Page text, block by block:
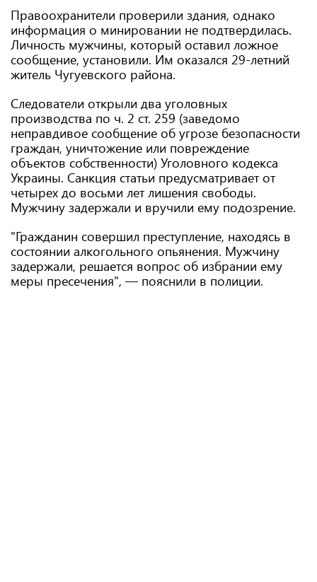
Правоохранители проверили здания, однако
информация о минировании не подтвердилась.
Личность мужчины, который оставил ложное
сообщение, установили. Им оказался 29-летний
житель Чугуевского района.
Следователи открыли два уголовных
производства по ч. 2 ст. 259 (заведомо
неправдивое сообщение об угрозе безопасности
граждан, уничтожение или повреждение
объектов собственности) Уголовного кодекса
Украины. Санкция статьи предусматривает от
четырех до восьми лет лишения свободы.
Мужчину задержали и вручили ему подозрение.
"Гражданин совершил преступление, находясь в
состоянии алкогольного опьянения. Мужчину
задержали, решается вопрос об избрании ему
меры пресечения", — пояснили в полиции.